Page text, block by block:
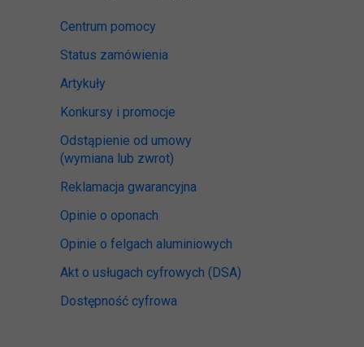
Centrum pomocy
Status zamówienia
Artykuły
Konkursy i promocje
Odstąpienie od umowy
(wymiana lub zwrot)
Reklamacja gwarancyjna
Opinie o oponach
Opinie o felgach aluminiowych
Akt o usługach cyfrowych (DSA)
Dostępność cyfrowa